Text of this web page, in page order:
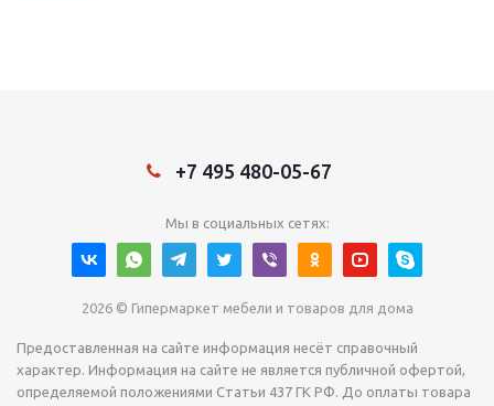
+7 495 480-05-67
Мы в социальных сетях:
2026 © Гипермаркет мебели и товаров для дома
Предоставленная на сайте информация несёт справочный
характер. Информация на сайте не является публичной офертой,
определяемой положениями Статьи 437 ГК РФ. До оплаты товара